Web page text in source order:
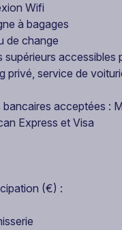
Wifi
à bagages
de change
supérieurs accessibles
privé, service de
bancaires acceptées :
Express et Visa
(€) :